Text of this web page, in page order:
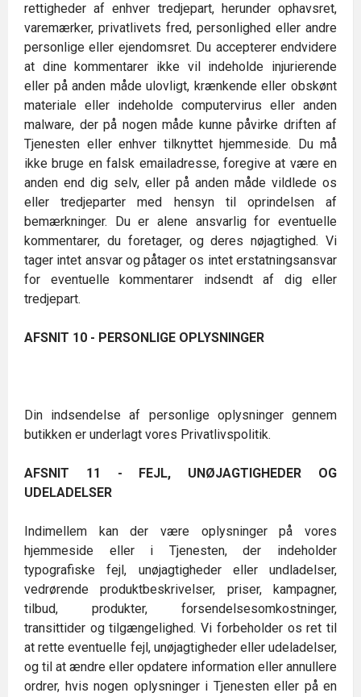
rettigheder af enhver tredjepart, herunder ophavsret,
varemærker, privatlivets fred, personlighed eller andre
personlige eller ejendomsret. Du accepterer endvidere
at dine kommentarer ikke vil indeholde injurierende
eller på anden måde ulovligt, krænkende eller obskønt
materiale eller indeholde computervirus eller anden
malware, der på nogen måde kunne påvirke driften af
Tjenesten eller enhver tilknyttet hjemmeside. Du må
ikke bruge en falsk emailadresse, foregive at være en
anden end dig selv, eller på anden måde vildlede os
eller tredjeparter med hensyn til oprindelsen af
bemærkninger. Du er alene ansvarlig for eventuelle
kommentarer, du foretager, og deres nøjagtighed. Vi
tager intet ansvar og påtager os intet erstatningsansvar
for eventuelle kommentarer indsendt af dig eller
tredjepart.
AFSNIT 10 - PERSONLIGE OPLYSNINGER
Din indsendelse af personlige oplysninger gennem
butikken er underlagt vores Privatlivspolitik.
AFSNIT 11 - FEJL, UNØJAGTIGHEDER OG
UDELADELSER
Indimellem kan der være oplysninger på vores
hjemmeside eller i Tjenesten, der indeholder
typografiske fejl, unøjagtigheder eller undladelser,
vedrørende produktbeskrivelser, priser, kampagner,
tilbud, produkter, forsendelsesomkostninger,
transittider og tilgængelighed. Vi forbeholder os ret til
at rette eventuelle fejl, unøjagtigheder eller udeladelser,
og til at ændre eller opdatere information eller annullere
ordrer, hvis nogen oplysninger i Tjenesten eller på en